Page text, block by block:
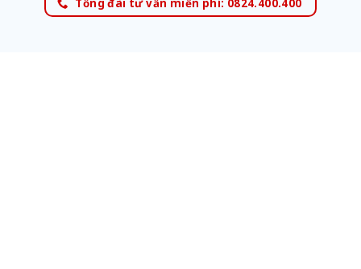
Tổng đài tư vấn miễn phí: 0824.400.400